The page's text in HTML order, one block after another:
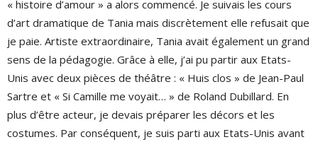
« histoire d’amour » a alors commencé. Je suivais les cours
d’art dramatique de Tania mais discrètement elle refusait que
je paie. Artiste extraordinaire, Tania avait également un grand
sens de la pédagogie. Grâce à elle, j’ai pu partir aux Etats-
Unis avec deux pièces de théâtre : « Huis clos » de Jean-Paul
Sartre et « Si Camille me voyait… » de Roland Dubillard. En
plus d’être acteur, je devais préparer les décors et les
costumes. Par conséquent, je suis parti aux Etats-Unis avant